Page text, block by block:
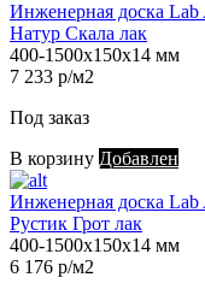
Инженерная доска Lab
Натур Скала лак
400-1500х150х14 мм
7 233 р/м2
Под заказ
В корзину Добавлен
Инженерная доска Lab
Рустик Грот лак
400-1500х150х14 мм
6 176 р/м2